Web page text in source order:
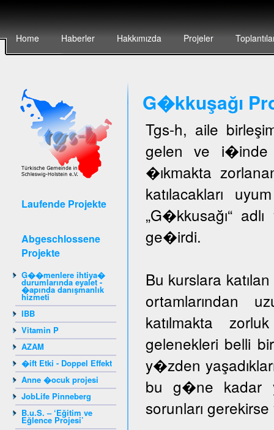
Home Haberler Hakkımızda Projeler
Laufende Projekte
Abgeschlossene
Projekte
G��menlere ihtiya�
durumlarında eyalet -
�apında danışmanlık
hizmeti
IBB
Vitamin P
AZAM
�ift Etki - Doppel Effekt
Anne �ocuk projesi
JobLife Pinneberg
B.u.S. – ‘Eğitim ve
Eğlence Projesi’
G�kkuşağı
Tgs-h, aile
gelen ve i�inde
�ıkmakta
katılacakları
„G�kkusağı“
ge�irdi.
Bu kurslara
ortamlarından
katılmakta
gelenekleri belli
y�zden
bu g�ne kadar
sorunları